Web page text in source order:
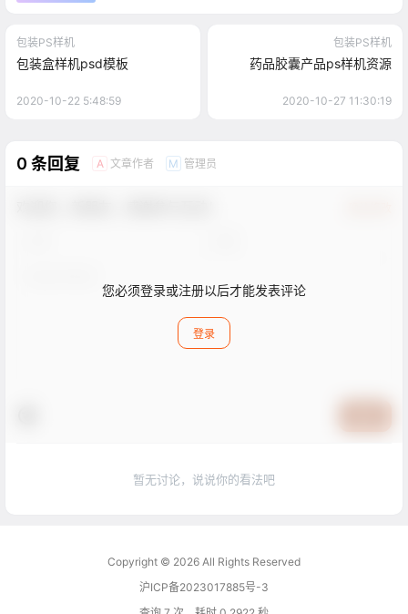
包装PS样机
包装盒样机psd模板
2020-10-22 5:48:59
包装PS样机
药品胶囊产品ps样机资源
2020-10-27 11:30:19
0 条回复 A 文章作者 M 管理员
您必须登录或注册以后才能发表评论
登录
暂无讨论，说说你的看法吧
Copyright © 2026 All Rights Reserved
沪ICP备2023017885号-3